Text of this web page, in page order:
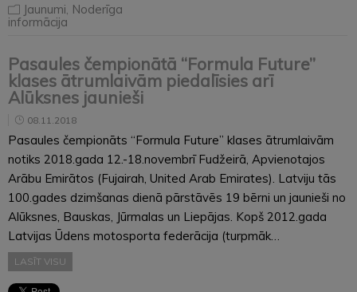
Jaunumi, Noderīga
informācija
Pasaules čempionātā “Formula Future”
klases ātrumlaivām piedalīsies arī
Alūksnes jaunieši
08.11.2018
Pasaules čempionāts “Formula Future” klases ātrumlaivām
notiks 2018.gada 12.-18.novembrī Fudžeirā, Apvienotajos
Arābu Emirātos (Fujairah, United Arab Emirates). Latviju tās
100.gades dzimšanas dienā pārstāvēs 19 bērni un jaunieši no
Alūksnes, Bauskas, Jūrmalas un Liepājas. Kopš 2012.gada
Latvijas Ūdens motosporta federācija (turpmāk…
LASĪT VISU